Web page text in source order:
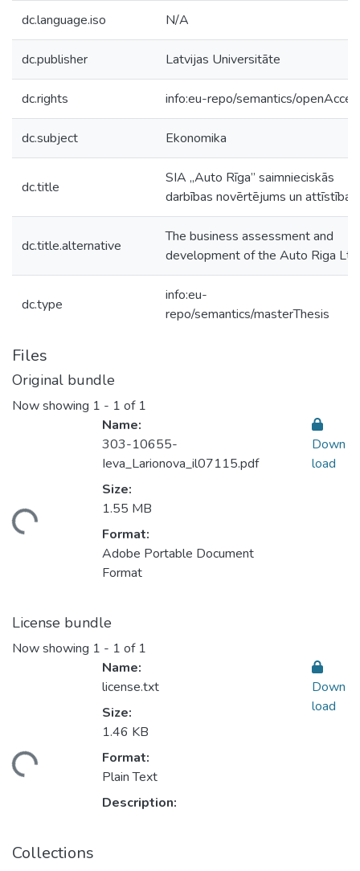
dc.language.iso N/A
dc.publisher Latvijas Universitāte
dc.rights info:eu-repo/semantics/
dc.subject Ekonomika
dc.title
SIA „Auto Rīga” saimnieciskās
darbības novērtējums un attīstība
dc.title.alternative
The business assessment and
development of the Auto Riga Ltd.
dc.type
info:eu-
repo/semantics/masterThesis
Files
Original bundle
Now showing 1 - 1 of 1
Name:
303-10655-
Ieva_Larionova_il07115.pdf
Size:
1.55 MB
Format:
Adobe Portable Document
Format
Down
load
License bundle
Now showing 1 - 1 of 1
Name:
license.txt
Size:
1.46 KB
Format:
Plain Text
Description:
Down
load
Collections